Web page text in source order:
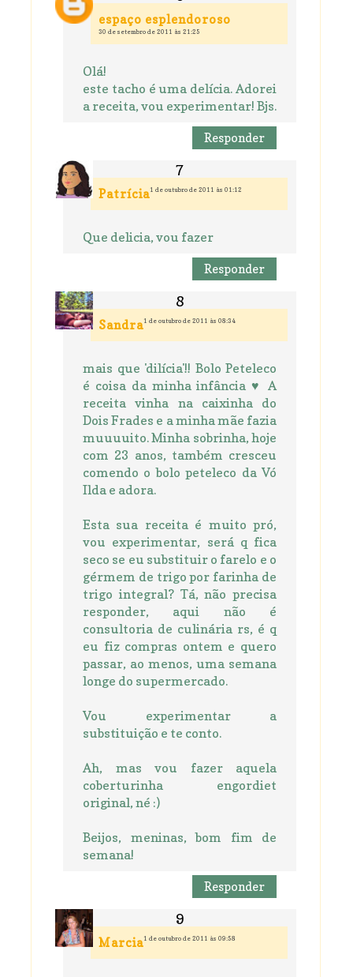
espaço esplendoroso
30 de setembro de 2011 às 21:25
Olá!
este tacho é uma delícia. Adorei
a receita, vou experimentar! Bjs.
Responder
Patrícia1 de outubro de 2011 às 01:12
Que delicia, vou fazer
Responder
Sandra1 de outubro de 2011 às 08:34
mais que 'dilícia'!! Bolo Peteleco
é coisa da minha infância ♥ A
receita vinha na caixinha do
Dois Frades e a minha mãe fazia
muuuuito. Minha sobrinha, hoje
com 23 anos, também cresceu
comendo o bolo peteleco da Vó
Ilda e adora.
Esta sua receita é muito pró,
vou experimentar, será q fica
seco se eu substituir o farelo e o
gérmem de trigo por farinha de
trigo integral? Tá, não precisa
responder, aqui não é
consultoria de culinária rs, é q
eu fiz compras ontem e quero
passar, ao menos, uma semana
longe do supermercado.
Vou experimentar a
substituição e te conto.
Ah, mas vou fazer aquela
coberturinha engordiet
original, né :)
Beijos, meninas, bom fim de
semana!
Responder
Marcia1 de outubro de 2011 às 09:58